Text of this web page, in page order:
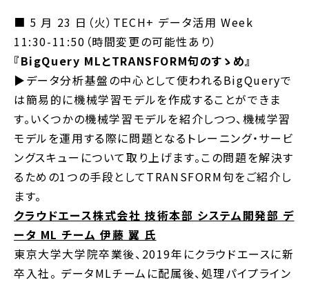
■ 5 月 23 日（火）TECH+ データ活用 Week
11:30-11:50（時間変更の可能性あり）
『BigQuery MLとTRANSFORM句のすゝめ』
▶︎データ分析基盤の中心として使われるBigQueryで
は簡易的に機械学習モデルを作成することができま
す。いくつかの機械学習モデルを紹介しつつ、機械学習
モデルを運用する際に問題となるトレーニング・サービ
ングスキューについて取り上げます。この問題を解決す
るための1つの手段としてTRANSFORM句をご紹介し
ます。
クラウドエース株式会社 技術本部 システム開発部 デ
ータ ML チーム 伊藤 翼 氏
東京大学大学院卒業後、2019年にクラウドエースに新
卒入社。 データMLチームに配属後、処理パイプライン